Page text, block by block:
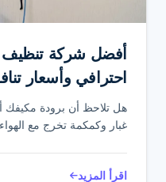
أفضل شركة تنظيف
احترافي وأسعار
هل تلاحظ أن برودة مكيفك
غبار وكمكمة تخرج مع
اقرأ المزيد